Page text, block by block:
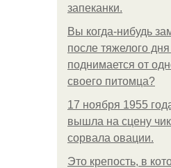
запеканки.
Вы когда-нибудь
после тяжелого
поднимается от
своего питомца?
17 ноября 1955
вышла на сцену
сорвала овации.
Это крепость, в